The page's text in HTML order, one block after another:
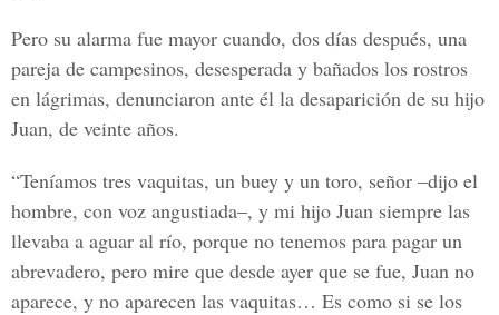
Pero su alarma fue mayor cuando, dos días después, una
pareja de campesinos, desesperada y bañados los rostros
en lágrimas, denunciaron ante él la desaparición de su hijo
Juan, de veinte años.
“Teníamos tres vaquitas, un buey y un toro, señor –dijo el
hombre, con voz angustiada–, y mi hijo Juan siempre las
llevaba a aguar al río, porque no tenemos para pagar un
abrevadero, pero mire que desde ayer que se fue, Juan no
aparece, y no aparecen las vaquitas… Es como si se los